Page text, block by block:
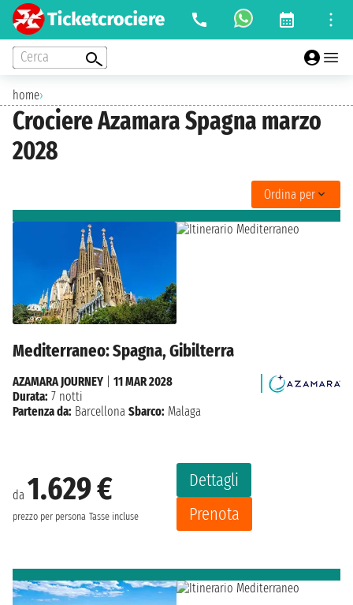
Cerca
home›
Crociere Azamara Spagna marzo
2028
Ordina per
Mediterraneo: Spagna, Gibilterra
da 1.629 €
prezzo per persona Tasse incluse
Dettagli
Prenota
AZAMARA JOURNEY
11 MAR 2028
Durata: 7 notti
Partenza da: Barcellona Sbarco: Malaga